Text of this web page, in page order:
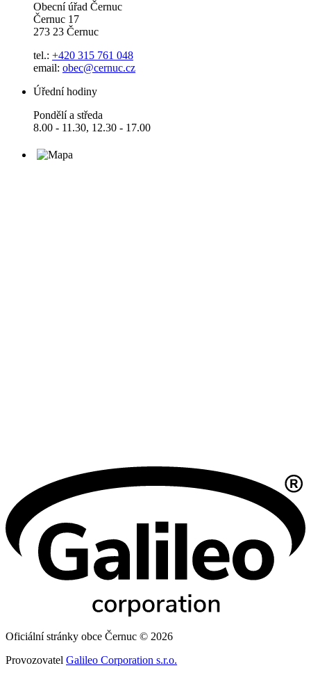
Obecní úřad Černuc
Černuc 17
273 23 Černuc
tel.: +420 315 761 048
email: obec@cernuc.cz
Úřední hodiny
Pondělí a středa
8.00 - 11.30, 12.30 - 17.00
Oficiální stránky obce Černuc © 2026
Provozovatel Galileo Corporation s.r.o.